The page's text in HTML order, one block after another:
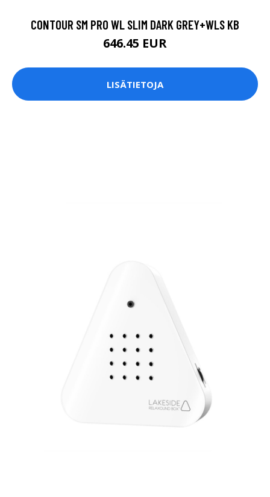
CONTOUR SM PRO WL SLIM DARK GREY+WLS KB
646.45 EUR
LISÄTIETOJA